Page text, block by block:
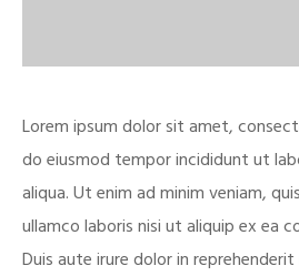
Lorem ipsum dolor sit amet,
do eiusmod tempor incididunt ut
aliqua. Ut enim ad minim veniam,
ullamco laboris nisi ut aliquip ex ea
Duis aute irure dolor in